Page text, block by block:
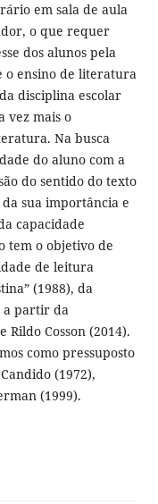
em sala de aula
o que requer
dos alunos pela
o ensino de literatura
disciplina escolar
vez mais o
Na busca
do aluno com a
do sentido do texto
sua importância e
capacidade
tem o objetivo de
de leitura
(1988), da
a partir da
Cosson (2014).
como pressuposto
(1972),
(1999).